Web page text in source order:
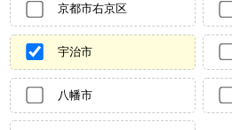
京都市右京区
宇治市
八幡市